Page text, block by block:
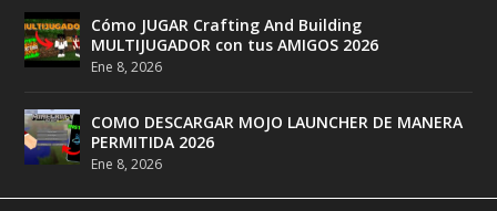
Cómo JUGAR Crafting And Building
MULTIJUGADOR con tus AMIGOS 2026
Ene 8, 2026
COMO DESCARGAR MOJO LAUNCHER DE MANERA
PERMITIDA 2026
Ene 8, 2026